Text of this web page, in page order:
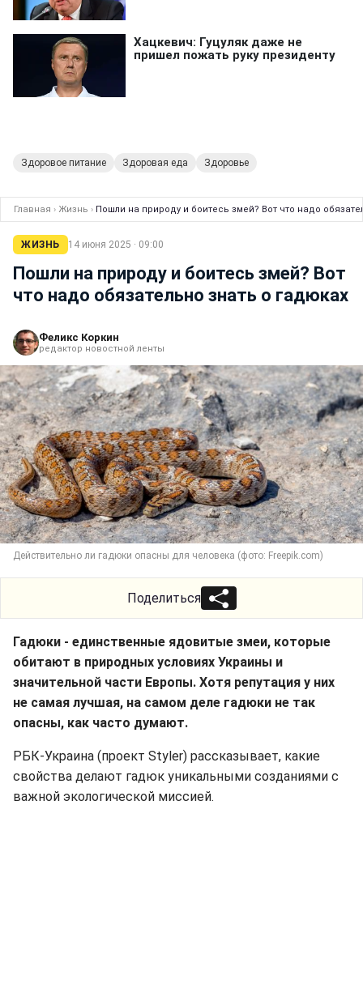
Здоровое питание Здоровая еда Здоровье
Главная › Жизнь › Пошли на природу и боитесь змей? Вот что надо
ЖИЗНЬ 14 июня 2025 · 09:00
Пошли на природу и боитесь змей? Вот
что надо обязательно знать о гадюках
Феликс Коркин
редактор новостной ленты
Действительно ли гадюки опасны для человека (фото: Freepik.com)
Поделиться
Гадюки - единственные ядовитые змеи, которые
обитают в природных условиях Украины и
значительной части Европы. Хотя репутация у них
не самая лучшая, на самом деле гадюки не так
опасны, как часто думают.
РБК-Украина (проект Styler) рассказывает, какие
свойства делают гадюк уникальными созданиями с
важной экологической миссией.